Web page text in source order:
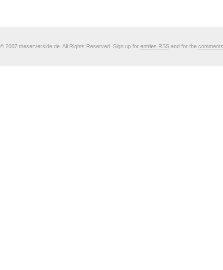
© 2007 theserverside.de. All Rights Reserved. Sign up for entries RSS and for the